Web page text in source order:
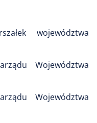
województwa
Województwa
Województwa